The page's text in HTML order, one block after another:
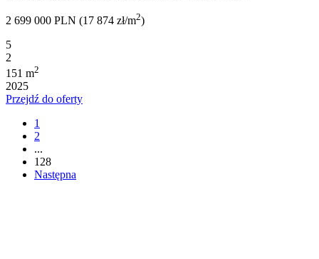
2 699 000 PLN (17 874 zł/m2)
5
2
151 m2
2025
Przejdź do oferty
1
2
...
128
Następna